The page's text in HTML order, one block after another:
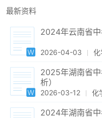
最新资料
2024年云南省中
2026-04-03 化
2025年湖南省
析）
2026-03-12 化
2024年湖南省中